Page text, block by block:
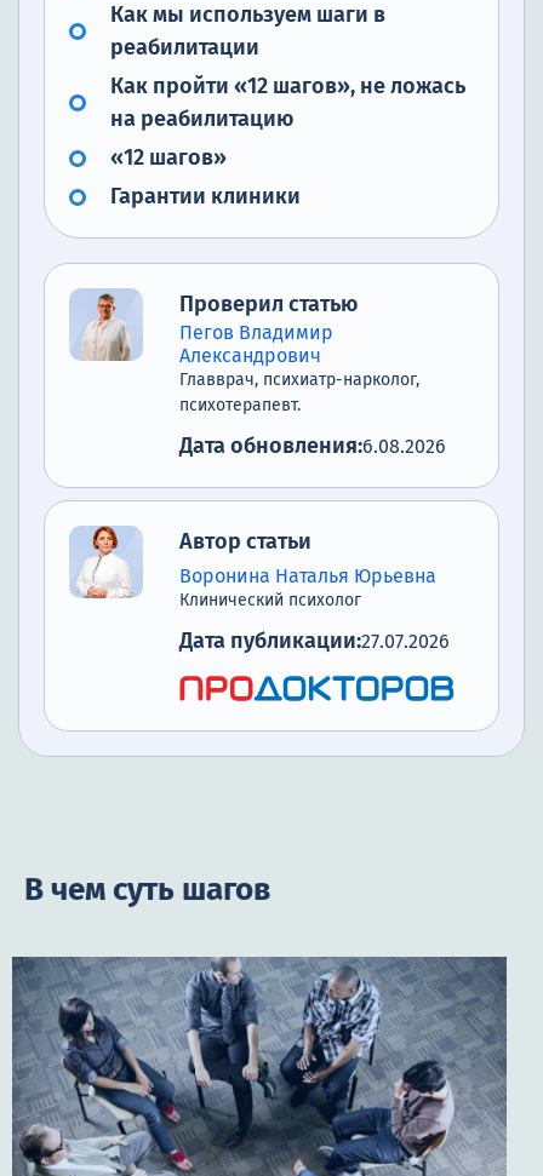
Как мы используем шаги в
реабилитации
Как пройти «12 шагов», не ложась
на реабилитацию
«12 шагов»
Гарантии клиники
Проверил статью
Пегов Владимир
Александрович
Главврач, психиатр-нарколог,
психотерапевт.
Дата обновления:6.08.2026
Автор статьи
Воронина Наталья Юрьевна
Клинический психолог
Дата публикации:27.07.2026
В чем суть шагов